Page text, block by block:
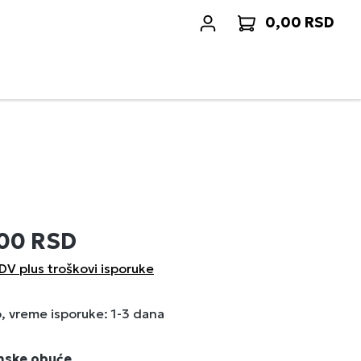
0,00 RSD
RSD
plus troškovi isporuke
vreme isporuke: 1-3 dana